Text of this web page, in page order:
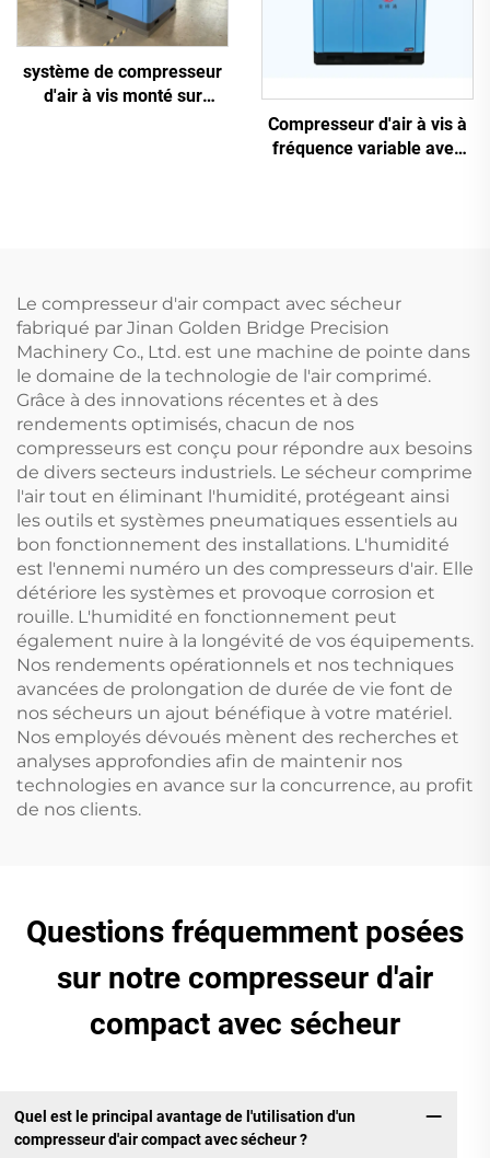
système de compresseur
d'air à vis monté sur
Compresseur d'air à vis à
fréquence variable avec
Le compresseur d'air compact avec sécheur
fabriqué par Jinan Golden Bridge Precision
Machinery Co., Ltd. est une machine de pointe dans
le domaine de la technologie de l'air comprimé.
Grâce à des innovations récentes et à des
rendements optimisés, chacun de nos
compresseurs est conçu pour répondre aux besoins
de divers secteurs industriels. Le sécheur comprime
l'air tout en éliminant l'humidité, protégeant ainsi
les outils et systèmes pneumatiques essentiels au
bon fonctionnement des installations. L'humidité
est l'ennemi numéro un des compresseurs d'air. Elle
détériore les systèmes et provoque corrosion et
rouille. L'humidité en fonctionnement peut
également nuire à la longévité de vos équipements.
Nos rendements opérationnels et nos techniques
avancées de prolongation de durée de vie font de
nos sécheurs un ajout bénéfique à votre matériel.
Nos employés dévoués mènent des recherches et
analyses approfondies afin de maintenir nos
technologies en avance sur la concurrence, au profit
de nos clients.
Questions fréquemment posées
sur notre compresseur d'air
compact avec sécheur
Quel est le principal avantage de l'utilisation d'un
compresseur d'air compact avec sécheur ?